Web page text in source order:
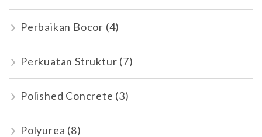
Perbaikan Bocor (4)
Perkuatan Struktur (7)
Polished Concrete (3)
Polyurea (8)